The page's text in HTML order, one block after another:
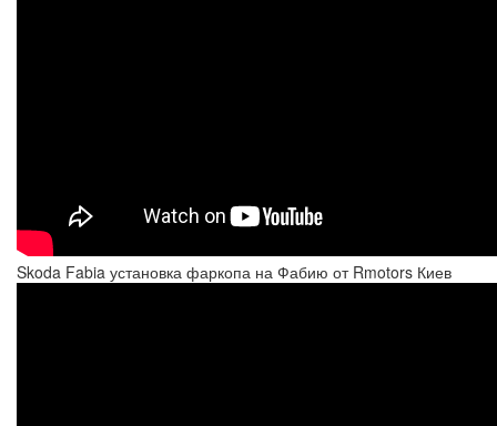
Skoda Fabia установка фаркопа на Фабию от Rmotors Киев